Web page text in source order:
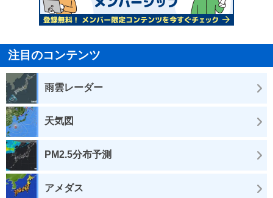
注目のコンテンツ
雨雲レーダー
天気図
PM2.5分布予測
アメダス